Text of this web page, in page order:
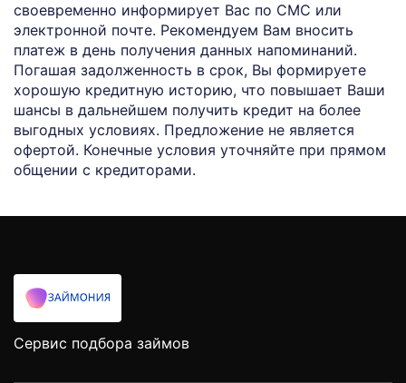
своевременно информирует Вас по СМС или
электронной почте. Рекомендуем Вам вносить
платеж в день получения данных напоминаний.
Погашая задолженность в срок, Вы формируете
хорошую кредитную историю, что повышает Ваши
шансы в дальнейшем получить кредит на более
выгодных условиях. Предложение не является
офертой. Конечные условия уточняйте при прямом
общении с кредиторами.
Сервис подбора займов